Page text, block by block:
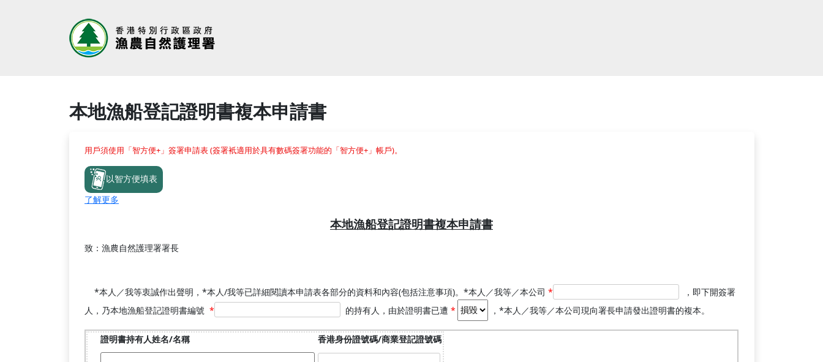
本地漁船登記證明書複本申請書
用戶須使用「智方便+」簽署申請表 (簽署衹適用於具有數碼簽署功能的「智方便+」帳戶)。
以智方便填表
了解更多
本地漁船登記證明書複本申請書
致：漁農自然護理署署長
*本人／我等衷誠作出聲明，*本人/我等已詳細閱讀本申請表各部分的資料和內容(包括注意事項)。*本人／我等／本公司 *
的
欄
，即下開簽署
人，乃本地漁船登記證明書編號 *
證
明
書
編
號
的持有人，由於證明書已遭 * ，*本人／我等／本公司現向署長申請發出證明書的複本。
證明書持有人姓名/名稱 香港身份證號碼/商業登記證號碼